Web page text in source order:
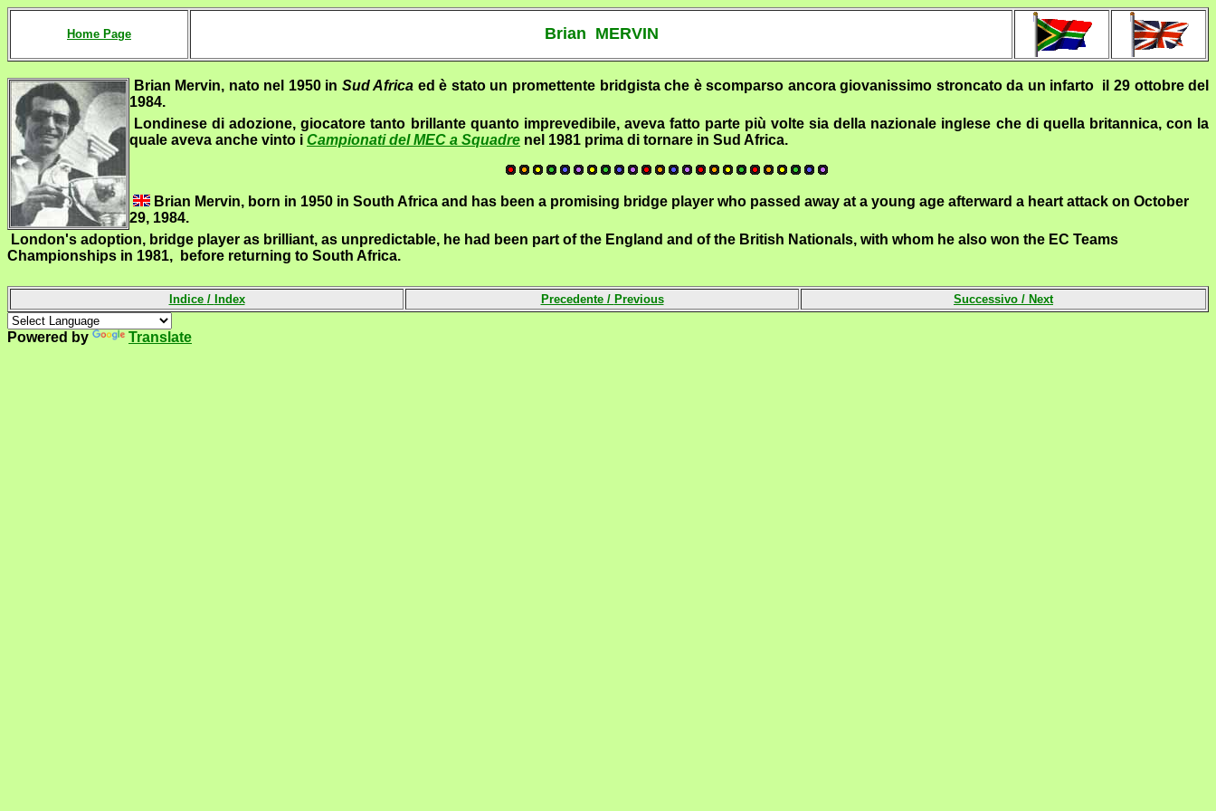
Home Page Brian MERVIN
Brian Mervin, nato nel 1950 in Sud Africa ed è stato un promettente bridgista che è scomparso ancora giovanissimo stroncato da un infarto il 29 ottobre del
1984.
Londinese di adozione, giocatore tanto brillante quanto imprevedibile, aveva fatto parte più volte sia della nazionale inglese che di quella britannica, con la
quale aveva anche vinto i Campionati del MEC a Squadre nel 1981 prima di tornare in Sud Africa.
Brian Mervin, born in 1950 in South Africa and has been a promising bridge player who passed away at a young age afterward a heart attack on October
29, 1984.
London's adoption, bridge player as brilliant, as unpredictable, he had been part of the England and of the British Nationals, with whom he also won the EC Teams
Championships in 1981, before returning to South Africa.
Indice / Index Precedente / Previous Successivo / Next
Powered by Translate